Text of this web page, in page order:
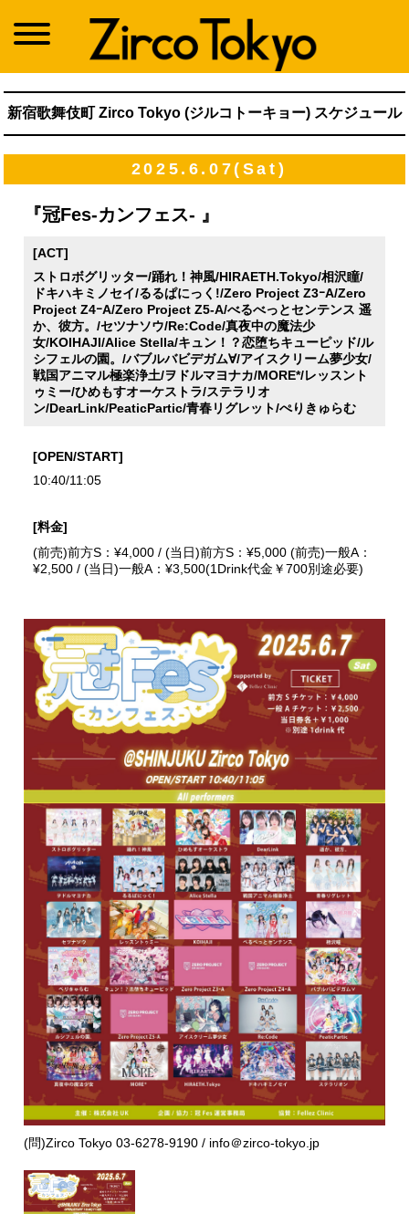
新宿歌舞伎町 Zirco Tokyo (ジルコトーキョー) スケジュール
2025.6.07(Sat)
『冠Fes-カンフェス- 』
[ACT]
ストロボグリッター/踊れ！神風/HIRAETH.Tokyo/相沢瞳/
ドキハキミノセイ/るるぱにっく!/Zero Project Z3ｰA/Zero
Project Z4ｰA/Zero Project Z5-A/べるべっとセンテンス 遥
か、彼方。/セツナソウ/Re:Code/真夜中の魔法少
女/KOIHAJI/Alice Stella/キュン！？恋堕ちキューピッド/ル
シフェルの園。/バブルバビデガム∀/アイスクリーム夢少女/
戦国アニマル極楽浄土/ヲドルマヨナカ/MORE*/レッスント
ゥミー/ひめもすオーケストラ/ステラリオ
ン/DearLink/PeaticPartic/青春リグレット/ぺりきゅらむ
[OPEN/START]
10:40/11:05
[料金]
(前売)前方S：¥4,000 / (当日)前方S：¥5,000 (前売)一般A：
¥2,500 / (当日)一般A：¥3,500(1Drink代金￥700別途必要)
(問)Zirco Tokyo 03-6278-9190 / info＠zirco-tokyo.jp